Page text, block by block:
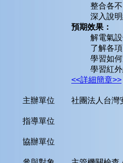
整合各
深入說
預期效果：
解電氣
了解各
學習如
學習紅
<<詳細簡章>>
主辦單位 社團法人台灣
指導單位
協辦單位